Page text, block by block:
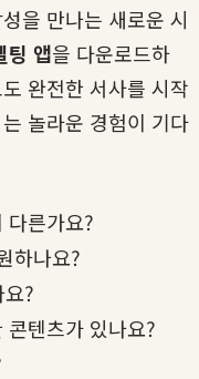
을 만나는 새로운 시
팅 앱을 다운로드하
완전한 서사를 시작
놀라운 경험이 기다
다른가요?
하나요?
?
텐츠가 있나요?